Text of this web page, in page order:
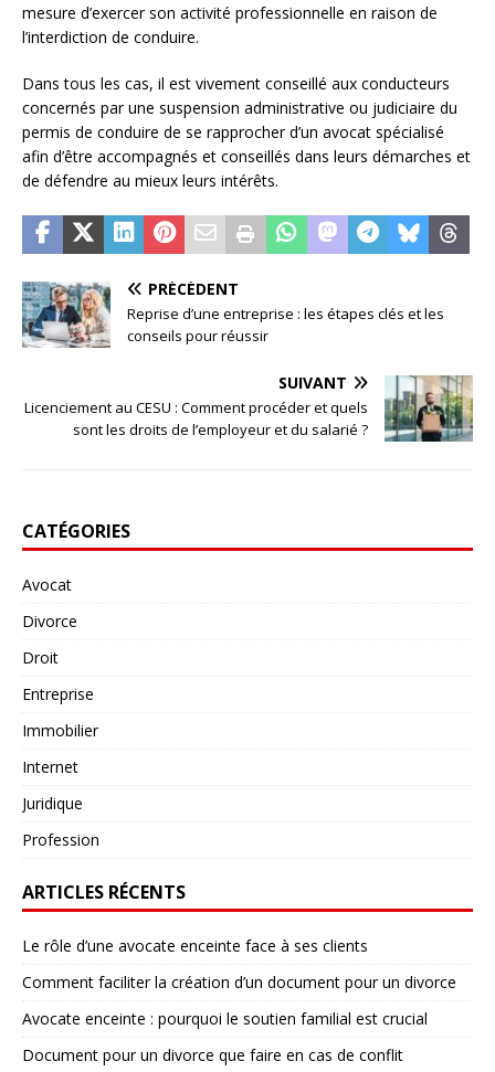
mesure d’exercer son activité professionnelle en raison de
l’interdiction de conduire.
Dans tous les cas, il est vivement conseillé aux conducteurs
concernés par une suspension administrative ou judiciaire du
permis de conduire de se rapprocher d’un avocat spécialisé
afin d’être accompagnés et conseillés dans leurs démarches et
de défendre au mieux leurs intérêts.
PRÉCÉDENT
Reprise d’une entreprise : les étapes clés et les
conseils pour réussir
SUIVANT
Licenciement au CESU : Comment procéder et quels
sont les droits de l’employeur et du salarié ?
CATÉGORIES
Avocat
Divorce
Droit
Entreprise
Immobilier
Internet
Juridique
Profession
ARTICLES RÉCENTS
Le rôle d’une avocate enceinte face à ses clients
Comment faciliter la création d’un document pour un divorce
Avocate enceinte : pourquoi le soutien familial est crucial
Document pour un divorce que faire en cas de conflit